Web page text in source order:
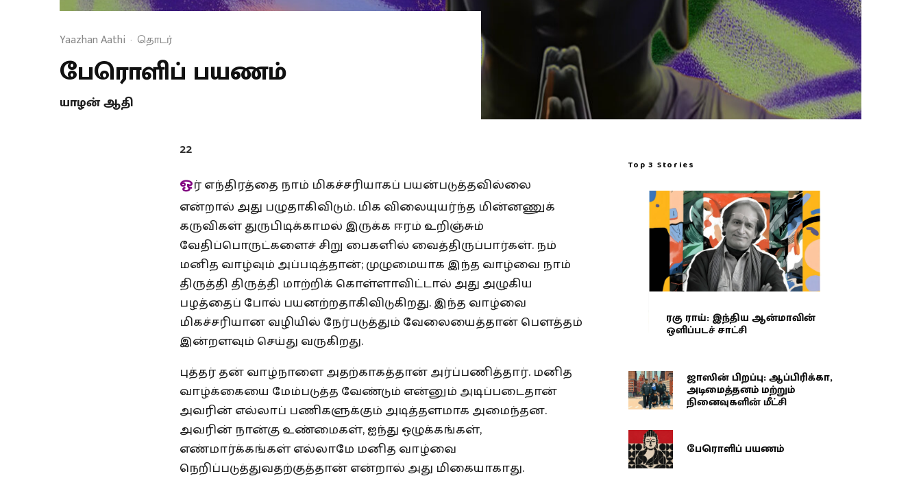
Yaazhan Aathi · தொடர்
பேரொளிப் பயணம்
யாழன் ஆதி
22
ஓர் எந்திரத்தை நாம் மிகச்சரியாகப் பயன்படுத்தவில்லை
என்றால் அது பழுதாகிவிடும். மிக விலையுயர்ந்த மின்னணுக்
கருவிகள் துருபிடிக்காமல் இருக்க ஈரம் உறிஞ்சும்
வேதிப்பொருட்களைச் சிறு பைகளில் வைத்திருப்பார்கள். நம்
மனித வாழ்வும் அப்படித்தான்; முழுமையாக இந்த வாழ்வை நாம்
திருத்தி திருத்தி மாற்றிக் கொள்ளாவிட்டால் அது அழுகிய
பழத்தைப் போல் பயனற்றதாகிவிடுகிறது. இந்த வாழ்வை
மிகச்சரியான வழியில் நேர்படுத்தும் வேலையைத்தான் பௌத்தம்
இன்றளவும் செய்து வருகிறது.
புத்தர் தன் வாழ்நாளை அதற்காகத்தான் அர்ப்பணித்தார். மனித
வாழ்க்கையை மேம்படுத்த வேண்டும் என்னும் அடிப்படைதான்
அவரின் எல்லாப் பணிகளுக்கும் அடித்தளமாக அமைந்தன.
அவரின் நான்கு உண்மைகள், ஐந்து ஒழுக்கங்கள்,
எண்மார்க்கங்கள் எல்லாமே மனித வாழ்வை
நெறிப்படுத்துவதற்குத்தான் என்றால் அது மிகையாகாது.
Top 3 Stories
ரகு ராய்: இந்திய ஆன்மாவின்
ஒளிப்படச் சாட்சி
ஜாஸின் பிறப்பு: ஆப்பிரிக்கா,
அடிமைத்தனம் மற்றும்
நினைவுகளின் மீட்சி
பேரொளிப் பயணம்